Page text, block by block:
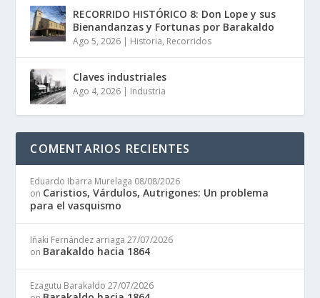
RECORRIDO HISTÓRICO 8: Don Lope y sus
Bienandanzas y Fortunas por Barakaldo
Ago 5, 2026 | Historia, Recorridos
Claves industriales
Ago 4, 2026 | Industria
COMENTARIOS RECIENTES
Eduardo Ibarra Murelaga 08/08/2026
on Caristios, Várdulos, Autrigones: Un problema
para el vasquismo
Iñaki Fernández arriaga 27/07/2026
on Barakaldo hacia 1864
Ezagutu Barakaldo 27/07/2026